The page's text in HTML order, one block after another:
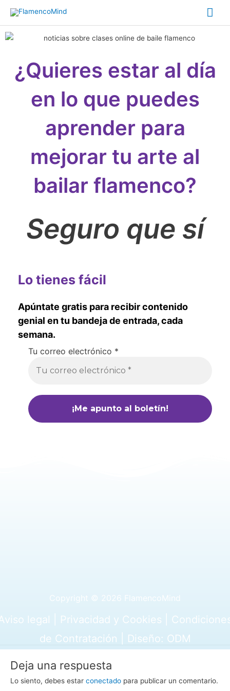
contenido
¿Quieres estar al día
en lo que puedes
aprender para
mejorar tu arte al
bailar flamenco?
Seguro que sí
Lo tienes fácil
Apúntate gratis para recibir contenido
genial en tu bandeja de entrada, cada
semana.
Tu correo electrónico *
Copyright © 2026 FlamencoMind
legal Privacidad y Cookies
de Contratación
Diseño: ODM
Deja una respuesta
Lo siento, debes estar conectado para publicar un comentario.